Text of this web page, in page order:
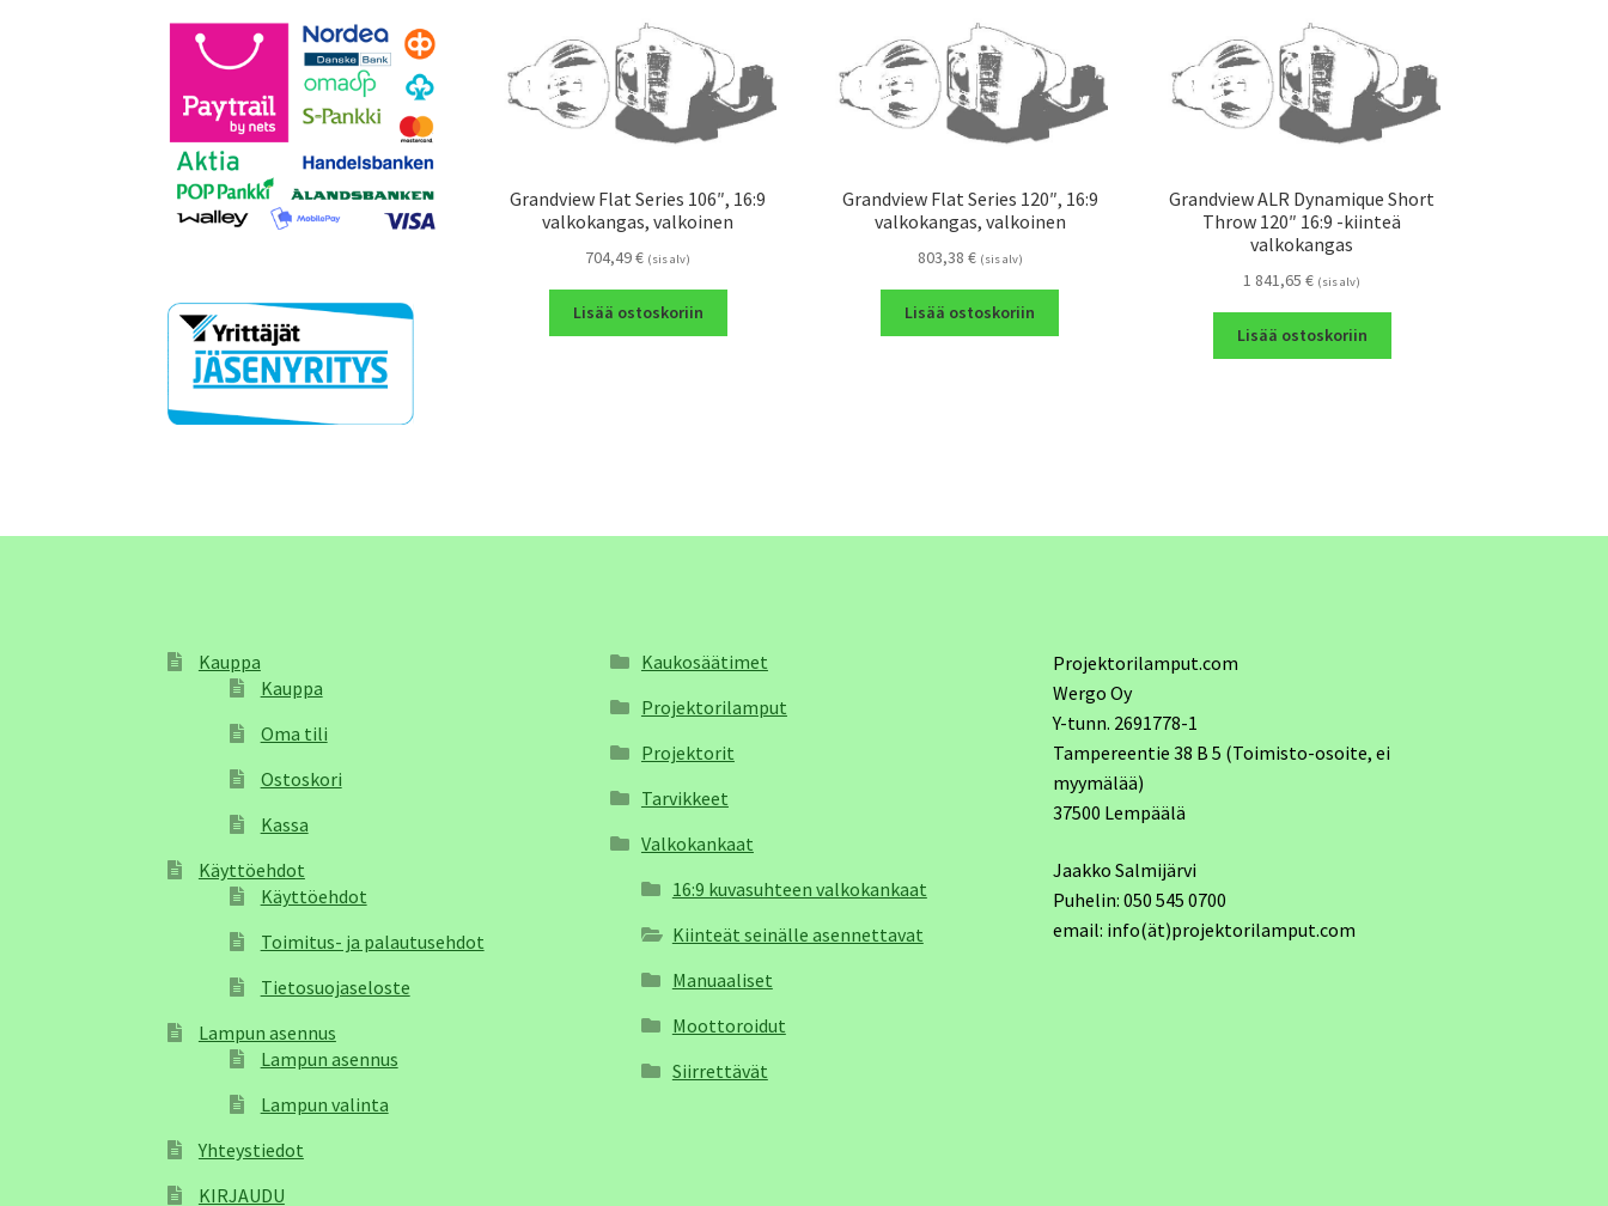
Grandview Flat Series 106″, 16:9
valkokangas, valkoinen
704,49€ (sis alv)
Lisää ostoskoriin
Grandview Flat Series 120″, 16:9
valkokangas, valkoinen
803,38 € (sis alv)
Lisää ostoskoriin
Grandview ALR Dynamique Short
Throw 120″ 16:9 -kiinteä
valkokangas
1 841,65€ (sis alv)
Lisää ostoskoriin
Kauppa
Kauppa
Oma tili
Ostoskori
Kassa
Käyttöehdot
Käyttöehdot
Toimitus- ja palautusehdot
Tietosuojaseloste
Lampun asennus
Lampun asennus
Lampun valinta
Yhteystiedot
KIRJAUDU
Kaukosäätimet
Projektorilamput
Projektorit
Tarvikkeet
Valkokankaat
16:9 kuvasuhteen valkokankaat
Kiinteät seinälle asennettavat
Manuaaliset
Moottoroidut
Siirrettävät
Projektorilamput.com
Wergo Oy
Y-tunn. 2691778-1
Tampereentie 38 B 5 (Toimisto-osoite, ei
myymälää)
37500 Lempäälä
Jaakko Salmijärvi
Puhelin: 050 545 0700
email: info(ät)projektorilamput.com